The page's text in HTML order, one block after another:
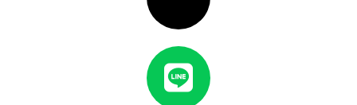
ン
リ
イ
コ
ン
リ